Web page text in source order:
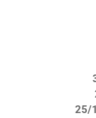
25/